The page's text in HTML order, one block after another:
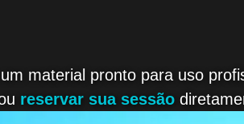
material pronto para uso
reservar sua sessão